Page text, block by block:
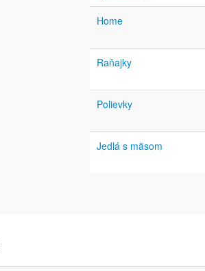
Home
Raňajky
Polievky
Jedlá s mäsom